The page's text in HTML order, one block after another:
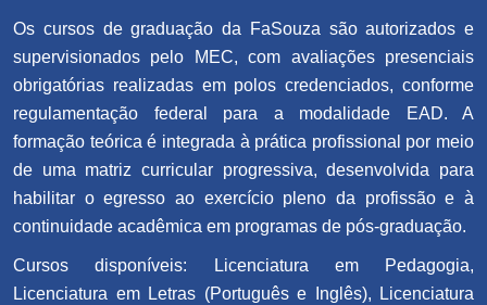
Os cursos de graduação da FaSouza são autorizados e
supervisionados pelo MEC, com avaliações presenciais
obrigatórias realizadas em polos credenciados, conforme
regulamentação federal para a modalidade EAD. A
formação teórica é integrada à prática profissional por meio
de uma matriz curricular progressiva, desenvolvida para
habilitar o egresso ao exercício pleno da profissão e à
continuidade acadêmica em programas de pós-graduação.
Cursos disponíveis: Licenciatura em Pedagogia,
Licenciatura em Letras (Português e Inglês), Licenciatura